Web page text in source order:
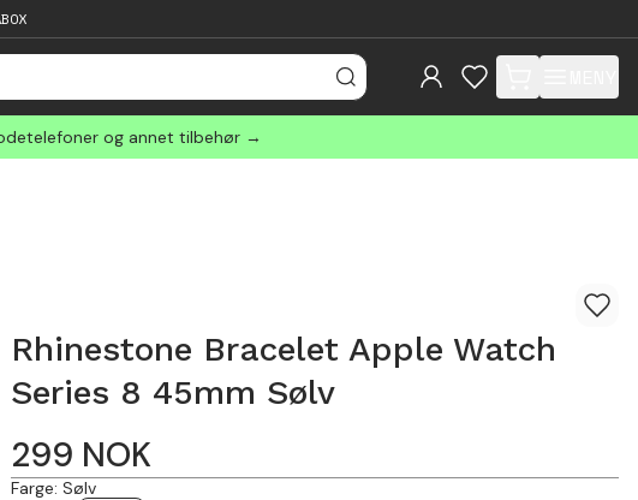
items in cart, view
og annet tilbehør →
Rhinestone Bracelet Apple Watch
Series 8 45mm Sølv
299 NOK
Farge:Sølv